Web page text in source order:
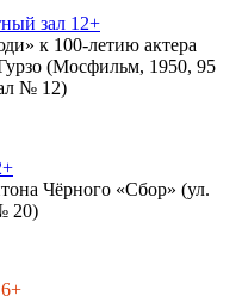
зал 12+
к 100-летию актера
(Мосфильм, 1950, 95
№ 12)
Чёрного «Сбор» (ул.
20)